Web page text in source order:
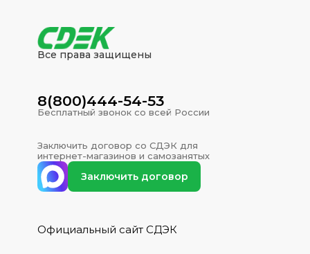
Официальный сайт СДЭК
8(800)444-54-53
Бесплатный звонок со всей России
Заключить договор со СДЭК для
интернет-магазинов и самозанятых
Заключить договор
Все права защищены